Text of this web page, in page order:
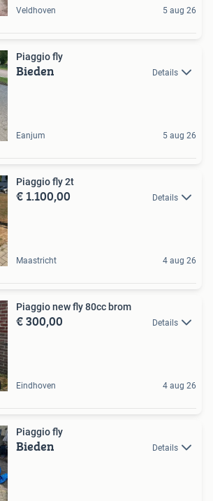
Veldhoven 5 aug 26
Piaggio fly
Bieden Details
Eanjum 5 aug 26
Piaggio fly 2t
€ 1.100,00 Details
Maastricht 4 aug 26
Piaggio new fly 80cc brom
€ 300,00 Details
Eindhoven 4 aug 26
Piaggio fly
Bieden Details